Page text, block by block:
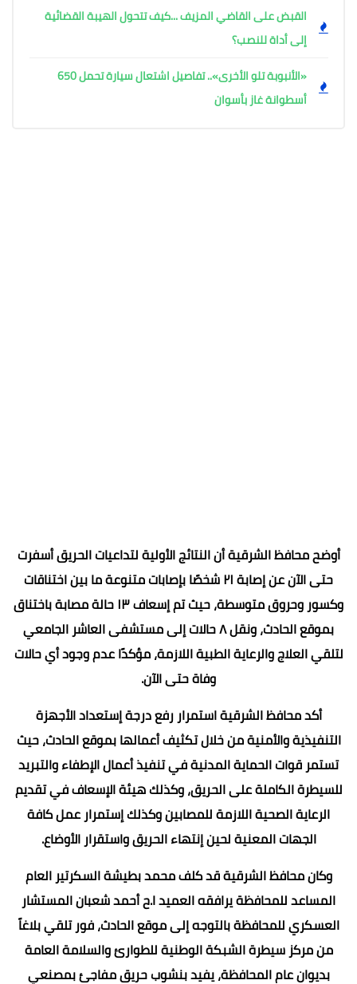
القبض على القاضي المزيف ...كيف تتحول الهيبة القضائية
إلى أداة للنصب؟
«الأنبوبة تلو الأخرى».. تفاصيل اشتعال سيارة تحمل 650
أسطوانة غاز بأسوان
أوضح محافظ الشرقية أن النتائج الأولية لتداعيات الحريق أسفرت
حتى الآن عن إصابة ٢١ شخصًا بإصابات متنوعة ما بين اختناقات
وكسور وحروق متوسطة، حيث تم إسعاف ١٣ حالة مصابة باختناق
بموقع الحادث، ونقل ٨ حالات إلى مستشفى العاشر الجامعي
لتلقي العلاج والرعاية الطبية اللازمة، مؤكدًا عدم وجود أي حالات
وفاة حتى الآن.
أكد محافظ الشرقية استمرار رفع درجة إستعداد الأجهزة
التنفيذية والأمنية من خلال تكثيف أعمالها بموقع الحادث، حيث
تستمر قوات الحماية المدنية في تنفيذ أعمال الإطفاء والتبريد
للسيطرة الكاملة على الحريق، وكذلك هيئة الإسعاف في تقديم
الرعاية الصحية اللازمة للمصابين وكذلك إستمرار عمل كافة
الجهات المعنية لحين إنتهاء الحريق واستقرار الأوضاع.
وكان محافظ الشرقية قد كلف محمد بطيشة السكرتير العام
المساعد للمحافظة يرافقه العميد ا.ح أحمد شعبان المستشار
العسكري للمحافظة بالتوجه إلى موقع الحادث، فور تلقي بلاغاً
من مركز سيطرة الشبكة الوطنية للطوارئ والسلامة العامة
بديوان عام المحافظة، يفيد بنشوب حريق مفاجئ بمصنعي